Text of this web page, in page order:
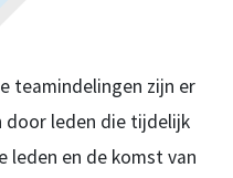
teamindelingen zijn er
door leden die tijdelijk
leden en de komst van